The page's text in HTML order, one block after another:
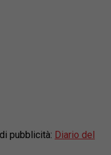
pubblicità: Diario del